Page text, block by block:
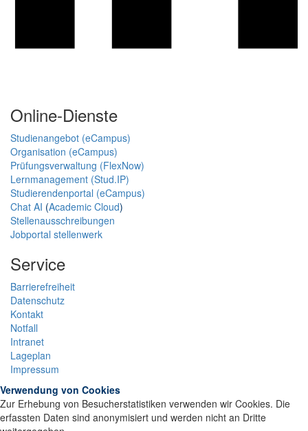
Online-Dienste
Studienangebot (eCampus)
Organisation (eCampus)
Prüfungsverwaltung (FlexNow)
Lernmanagement (Stud.IP)
Studierendenportal (eCampus)
Chat AI (Academic Cloud)
Stellenausschreibungen
Jobportal stellenwerk
Service
Barrierefreiheit
Datenschutz
Kontakt
Notfall
Intranet
Lageplan
Impressum
Verwendung von Cookies
Zur Erhebung von Besucherstatistiken verwenden wir Cookies. Die
erfassten Daten sind anonymisiert und werden nicht an Dritte